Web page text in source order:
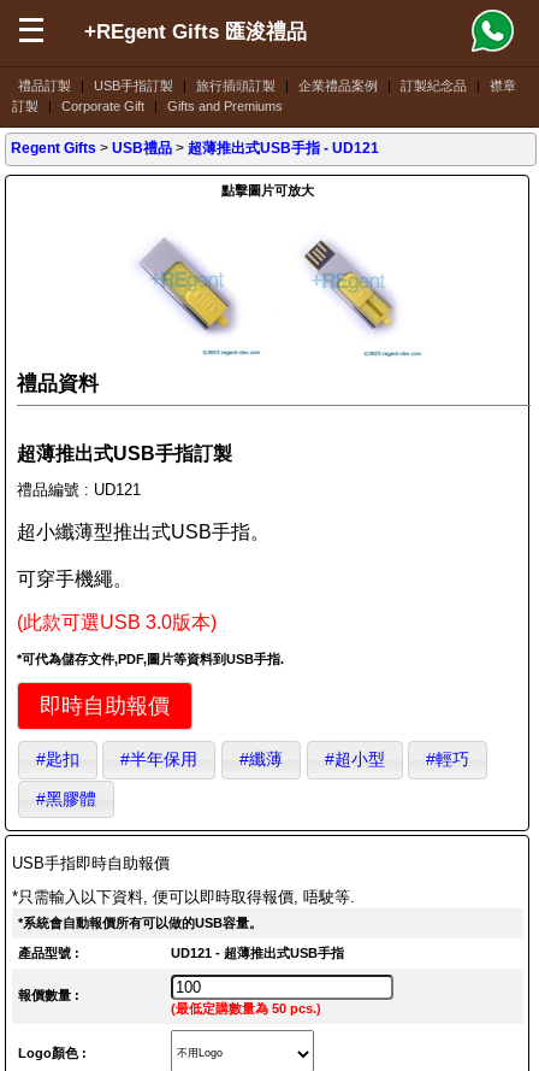
禮品訂製 | USB手指訂製 | 旅行插頭訂製 | 企業禮品案例 | 訂製紀念品 |
襟章
訂製
| Corporate Gift | Gifts and Premiums
+REgent Gifts 匯浚禮品
Regent Gifts >USB禮品 >超薄推出式USB手指 - UD121
點擊圖片可放大
禮品資料
超薄推出式USB手指訂製
禮品編號 : UD121
超小纖薄型推出式USB手指。
可穿手機繩。
(此款可選USB 3.0版本)
*可代為儲存文件,PDF,圖片等資料到USB手指.
即時自助報價
#匙扣 #半年保用 #纖薄 #超小型 #輕巧
#黑膠體
USB手指即時自助報價
*只需輸入以下資料, 便可以即時取得報價, 唔駛等.
*系統會自動報價所有可以做的USB容量。
產品型號 : UD121 - 超薄推出式USB手指
報價數量 :
(最低定購數量為 50 pcs.)
Logo顏色 :